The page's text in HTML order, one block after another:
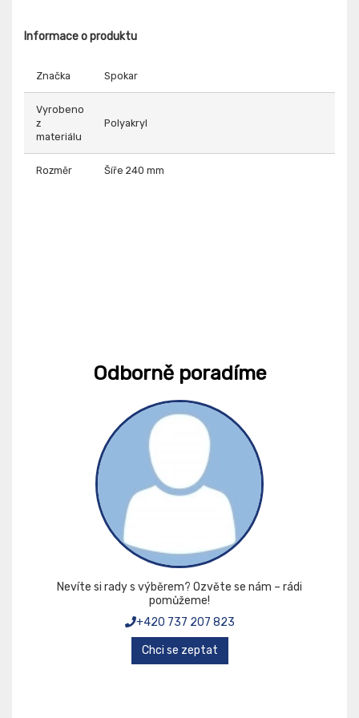
Informace o produktu
Značka Spokar
Vyrobeno
z
materiálu
Polyakryl
Rozměr Šíře 240 mm
Odborně poradíme
Nevíte si rady s výběrem? Ozvěte se nám – rádi
pomůžeme!
+420 737 207 823
Chci se zeptat